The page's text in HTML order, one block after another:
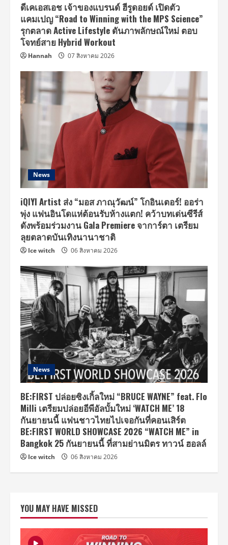
ดีเคเอสเอช เจ้าของแบรนด์ ฮีรูดอยด์ เปิดตัว
แคมเปญ “Road to Winning with the MPS Science”
รุกตลาด Active Lifestyle ดันภาพลักษณ์ใหม่ ตอบ
โจทย์สาย Hybrid Workout
Hannah 07 สิงหาคม 2026
News
iQIYI Artist ส่ง “มอส ภาณุวัฒน์” โกอินเตอร์! ออร่า
พุ่ง แฟนอินโดแห่ต้อนรับห้างแตก! คว้าบทเด่นซีรีส์
ดังพร้อมร่วมงาน Gala Premiere จาการ์ตา เตรียม
ลุยตลาดบันเทิงนานาชาติ
Ice witch 06 สิงหาคม 2026
News
BE:FIRST ปล่อยซิงเกิ้ลใหม่ “BRUCE WAYNE” feat. Flo
Milli เตรียมปล่อยอีพีอัลบั้มใหม่ ‘WATCH ME’ 18
กันยายนนี้ แฟนชาวไทยไปเจอกันที่คอนเสิร์ต
BE:FIRST WORLD SHOWCASE 2026 “WATCH ME” in
Bangkok 25 กันยายนนี้ ที่สามย่านมิตร ทาวน์ ฮอลล์
Ice witch 06 สิงหาคม 2026
YOU MAY HAVE MISSED